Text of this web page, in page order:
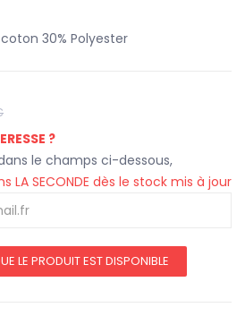
30% Polyester
?
le champs ci-dessous,
LA SECONDE dès le stock mis à jour
LE PRODUIT EST DISPONIBLE